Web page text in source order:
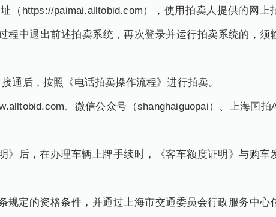
https://paimai.alltobid.com），使用拍卖人提供的网上
中退出前述拍卖系统，再次登录并运行拍卖系统的，须
后，按照《电话拍卖操作流程》进行拍卖。
、微信公众号（shanghaiguopai）、上海国拍
》后，在办理车辆上牌手续时，《客车额度证明》与购车
定的资格条件，并通过上海市交通委员会行政服务中心